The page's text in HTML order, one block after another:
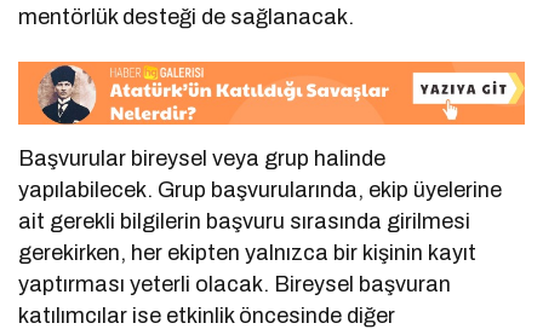
mentörlük desteği de sağlanacak.
Başvurular bireysel veya grup halinde
yapılabilecek. Grup başvurularında, ekip üyelerine
ait gerekli bilgilerin başvuru sırasında girilmesi
gerekirken, her ekipten yalnızca bir kişinin kayıt
yaptırması yeterli olacak. Bireysel başvuran
katılımcılar ise etkinlik öncesinde diğer